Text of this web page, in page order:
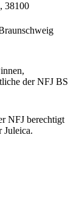
38100
der NFJ BS
NFJ berechtigt
Juleica.